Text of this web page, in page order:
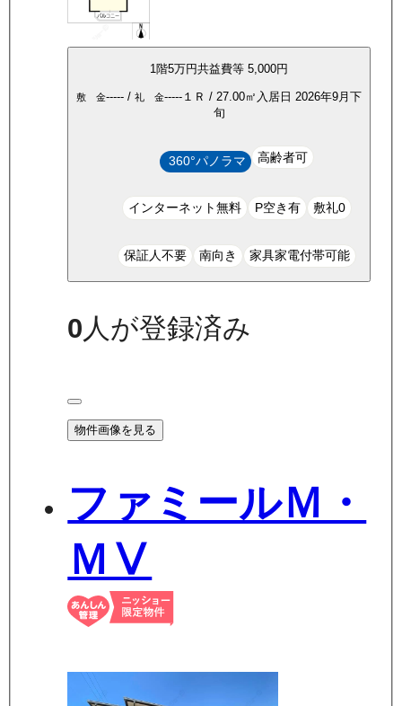
1 階5万円共益費等 5,000円
敷 金----- / 礼 金----- １Ｒ / 27.00㎡ 入居日 2026年9月下
旬
360°パノラマ 高齢者可
インターネット無料 P空き有 敷礼0
保証人不要 南向き 家具家電付帯可能
0人が登録済み
物件画像を見る
ファミールＭ・
ＭⅤ